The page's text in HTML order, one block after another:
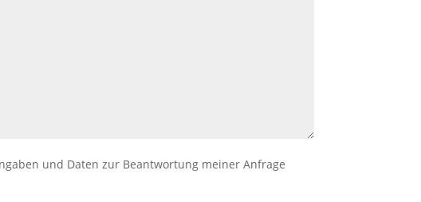
und Daten zur Beantwortung meiner Anfrage